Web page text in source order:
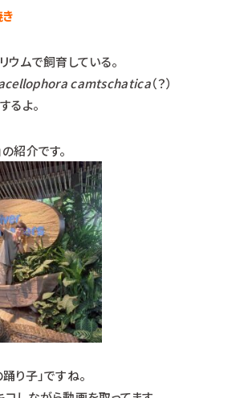
ウムで飼育している。
camtschatica（？）
るよ。
の紹介です。
り子」ですね。